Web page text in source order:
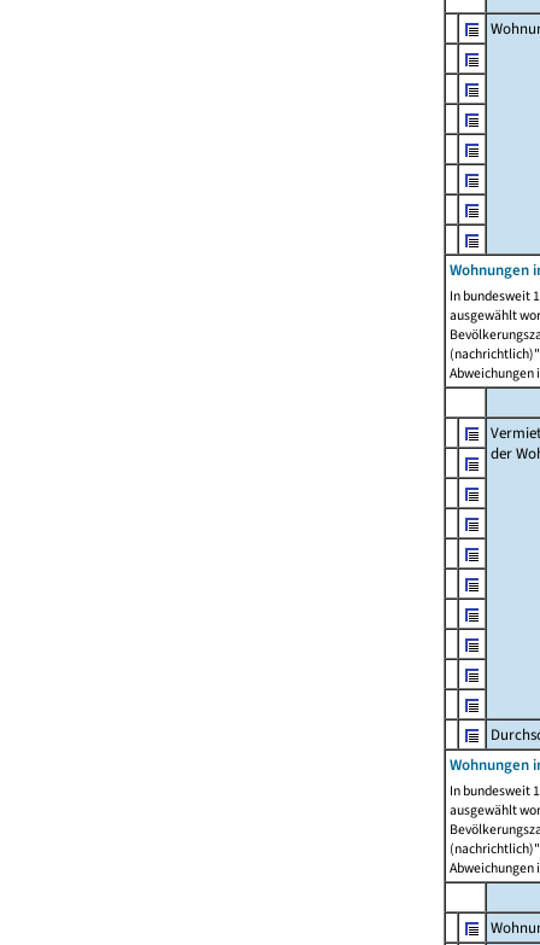
Wohnungen
In bundesweit
ausgewählt
Abweichungen
der
Wohnungen
In bundesweit
ausgewählt
Abweichungen